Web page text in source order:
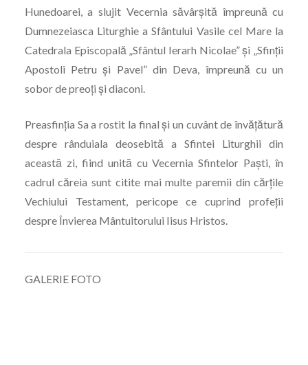
Hunedoarei, a slujit Vecernia săvârșită împreună cu
Dumnezeiasca Liturghie a Sfântului Vasile cel Mare la
Catedrala Episcopală „Sfântul Ierarh Nicolae” și „Sfinții
Apostoli Petru și Pavel” din Deva, împreună cu un
sobor de preoți și diaconi.
Preasfinția Sa a rostit la final și un cuvânt de învățătură
despre rânduiala deosebită a Sfintei Liturghii din
această zi, fiind unită cu Vecernia Sfintelor Paști, în
cadrul căreia sunt citite mai multe paremii din cărțile
Vechiului Testament, pericope ce cuprind profeții
despre Învierea Mântuitorului Iisus Hristos.
GALERIE FOTO